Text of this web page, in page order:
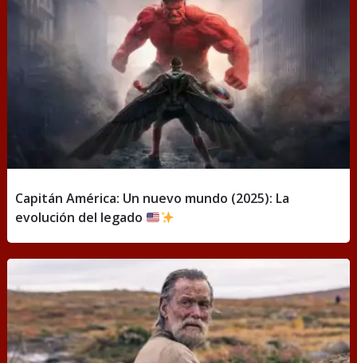
Capitán América: Un nuevo mundo (2025): La
evolución del legado